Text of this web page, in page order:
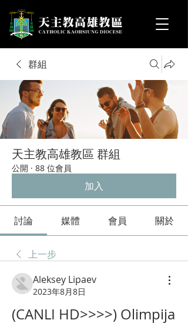
群組
天主教高雄教區 群組
公開 · 88 位會員
加入
討論 媒體 會員 關於
上一步
Aleksey Lipaev
2023年8月8日
(CANLI HD>>>>) Olimpija